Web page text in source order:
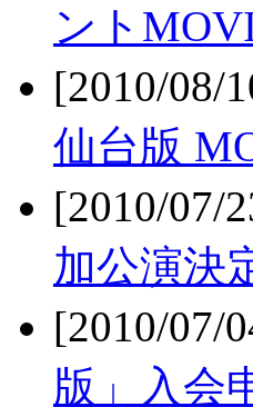
ント
[2010/08/
仙台版
[2010/07/
加公演決
[2010/07/
版」入会